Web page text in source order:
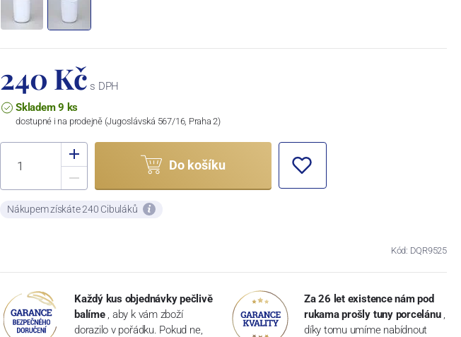
240 Kč s DPH
Skladem 9 ks
dostupné i na prodejně (Jugoslávská 567/16, Praha 2)
Do košíku
Nákupem získáte 240 Cibuláků
Kód: DQR9525
Každý kus objednávky pečlivě
balíme , aby k vám zboží
dorazilo v pořádku. Pokud ne,
Za 26 let existence nám pod
rukama prošly tuny porcelánu ,
díky tomu umíme nabídnout